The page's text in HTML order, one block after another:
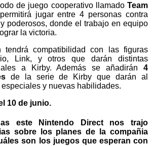
de juego cooperativo llamado Team
jugar entre 4 personas contra
poderosos, donde el trabajo en equipo
la victoria.
tendrá compatibilidad con las figuras
Link, y otros que darán distintas
a Kirby. Además se añadirán 4
de la serie de Kirby que darán al
y nuevas habilidades.
10 de junio.
este Nintendo Direct nos trajo
sobre los planes de la compañia
son los juegos que esperan con